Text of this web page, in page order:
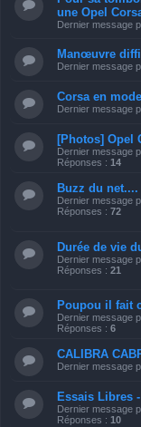
une Opel
Dernier message
Manœuvre
Dernier message
Corsa en
Dernier message
[Photos] Opel
Dernier message
Réponses : 14
Buzz du net....
Dernier message
Réponses : 72
Durée de vie
Dernier message
Réponses : 21
Poupou il fait
Dernier message
Réponses : 6
CALIBRA
Dernier message
Essais Libres -
Dernier message
Réponses : 10